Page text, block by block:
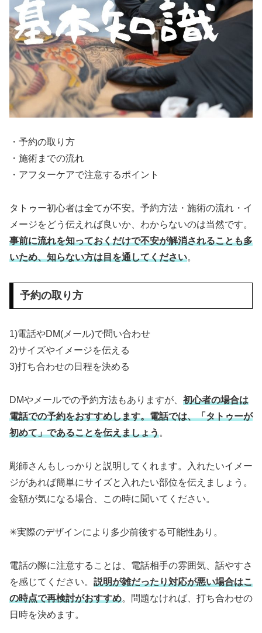
・予約の取り方
・施術までの流れ
・アフターケアで注意するポイント
タトゥー初心者は全てが不安。予約方法・施術の流れ・イ
メージをどう伝えれば良いか、わからないのは当然です。
事前に流れを知っておくだけで不安が解消されることも多
いため、知らない方は目を通してください。
予約の取り方
1)電話やDM(メール)で問い合わせ
2)サイズやイメージを伝える
3)打ち合わせの日程を決める
DMやメールでの予約方法もありますが、 初心者の場合は
電話での予約をおすすめします。電話では、「タトゥーが
初めて」であることを伝えましょう。
彫師さんもしっかりと説明してくれます。入れたいイメー
ジがあれば簡単にサイズと入れたい部位を伝えましょう。
金額が気になる場合、この時に聞いてください。
✳︎実際のデザインにより多少前後する可能性あり。
電話の際に注意することは、電話相手の雰囲気、話やすさ
を感じてください。 説明が雑だったり対応が悪い場合はこ
の時点で再検討がおすすめ。問題なければ、打ち合わせの
日時を決めます。